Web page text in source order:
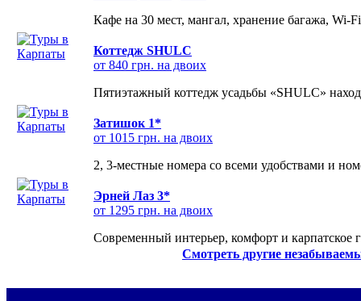
Кафе на 30 мест, мангал, хранение багажа, Wi-
Коттедж SHULC
от 840 грн. на двоих
Пятиэтажный коттедж усадьбы «SHULC»
Затишок 1*
от 1015 грн. на двоих
2, 3-местные номера со всеми удобствами и
Эрней Лаз 3*
от 1295 грн. на двоих
Современный интерьер, комфорт и карпатское
Смотреть другие